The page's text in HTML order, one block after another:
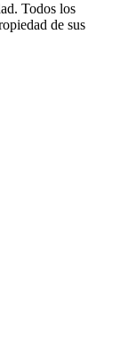
Todos los
de sus